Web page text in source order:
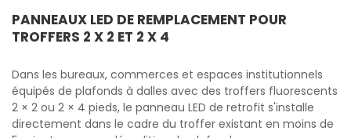
PANNEAUX LED DE REMPLACEMENT POUR
TROFFERS 2 X 2 ET 2 X 4
Dans les bureaux, commerces et espaces institutionnels
équipés de plafonds à dalles avec des troffers fluorescents
2 × 2 ou 2 × 4 pieds, le panneau LED de retrofit s'installe
directement dans le cadre du troffer existant en moins de